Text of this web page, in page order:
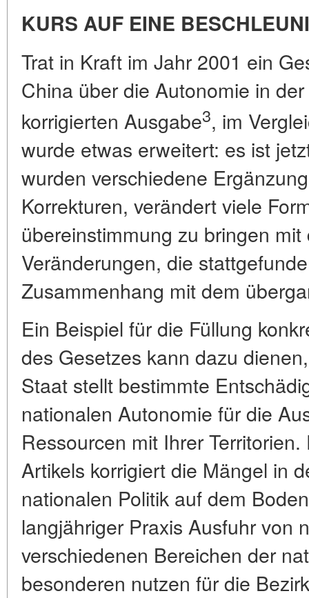
KURS AUF EINE
Trat in Kraft im Jahr 2001 ein
China über die Autonomie in
korrigierten Ausgabe3, im
wurde etwas erweitert: es ist
wurden verschiedene
Korrekturen, verändert viele
übereinstimmung zu bringen
Veränderungen, die
Zusammenhang mit dem
Ein Beispiel für die Füllung
des Gesetzes kann dazu
Staat stellt bestimmte
nationalen Autonomie für die
Ressourcen mit Ihrer
Artikels korrigiert die Mängel in
nationalen Politik auf dem
langjähriger Praxis Ausfuhr von
verschiedenen Bereichen der
besonderen nutzen für die